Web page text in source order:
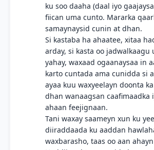
ku soo daaha (daal iyo
fiican uma cunto. Mararka
samaynaysid cunin at dhan.
Si kastaba ha ahaatee, xitaa
arday, si kasta oo jadwalkaagu
yahay, waxaad ogaanaysaa in
karto cuntada ama cunidda si
ayaa kuu waxyeelayn doonta
dhan wanaagsan caafimaadka
ahaan feejignaan.
Tani waxay saameyn xun ku
diiraddaada ku aaddan
waxbarasho, taas oo aan